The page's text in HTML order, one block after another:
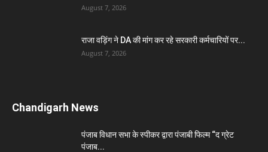
August 7, 2026
राजा वड़िंग ने DA की मांग कर रहे सरकारी कर्मचारियों पर...
August 7, 2026
Chandigarh News
पंजाब विधान सभा के स्पीकर द्वारा पंजाबी फिल्म “द ग्रेट
पंजाब...